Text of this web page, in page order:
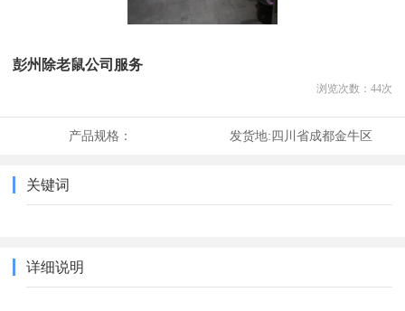
彭州除老鼠公司服务
浏览次数： 44次
产品规格： 发货地:四川省成都金牛区
关键词
详细说明